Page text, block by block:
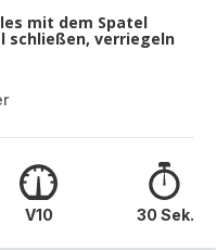
mit dem Spatel
schließen, verriegeln
V10 30 Sek.